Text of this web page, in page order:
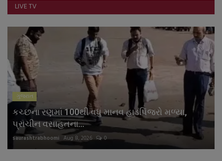
LIVE TV
ગુજરાત
કચ્છના રણમાં 100થી વધુ માનવ હાડપિંજરો મળ્યા,
પ્રાચીન વસાહતના...
saurashtrabhoomi Aug 8, 2026 0